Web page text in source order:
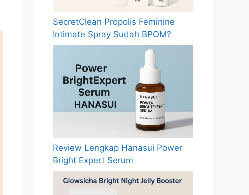
SecretClean Propolis Feminine
Intimate Spray Sudah BPOM?
Review Lengkap Hanasui Power
Bright Expert Serum